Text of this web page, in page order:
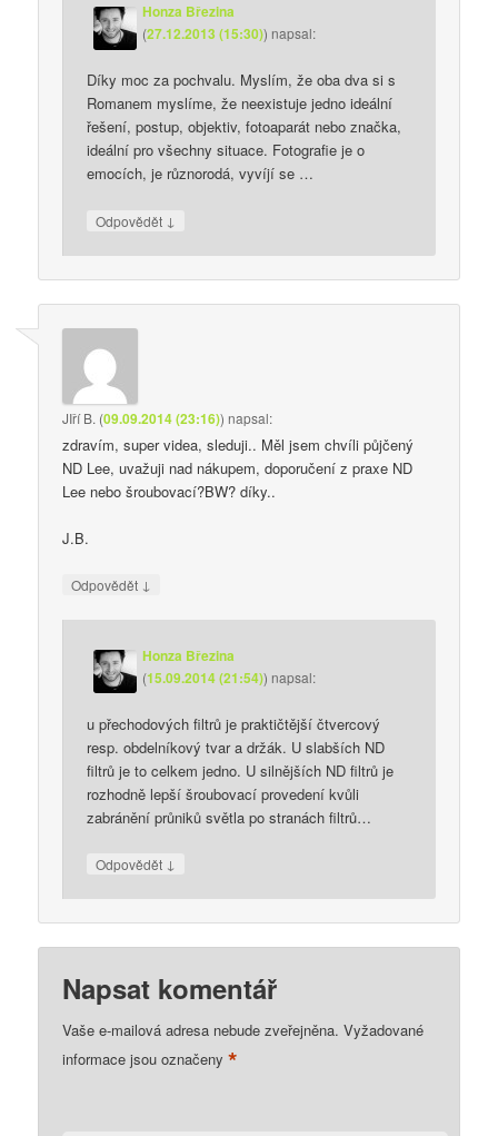
Honza Březina
(27.12.2013 (15:30)) napsal:
Díky moc za pochvalu. Myslím, že oba dva si s
Romanem myslíme, že neexistuje jedno ideální
řešení, postup, objektiv, fotoaparát nebo značka,
ideální pro všechny situace. Fotografie je o
emocích, je různorodá, vyvíjí se …
Odpovědět ↓
JIří B. (09.09.2014 (23:16))napsal:
zdravím, super videa, sleduji.. Měl jsem chvíli půjčený
ND Lee, uvažuji nad nákupem, doporučení z praxe ND
Lee nebo šroubovací?BW? díky..
J.B.
Odpovědět ↓
Honza Březina
(15.09.2014 (21:54)) napsal:
u přechodových filtrů je praktičtější čtvercový
resp. obdelníkový tvar a držák. U slabších ND
filtrů je to celkem jedno. U silnějších ND filtrů je
rozhodně lepší šroubovací provedení kvůli
zabránění průniků světla po stranách filtrů…
Odpovědět ↓
Napsat komentář
Vaše e-mailová adresa nebude zveřejněna. Vyžadované
informace jsou označeny*